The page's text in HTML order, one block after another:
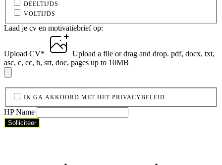
DEELTIJDS
VOLTIJDS
Laad je cv en motivatiebrief op:
Upload CV* Upload a file or drag and drop. pdf, docx, txt,
asc, c, cc, h, srt, doc, pages up to 10MB
IK GA AKKOORD MET HET PRIVACYBELEID
HP Name
Solliciteer